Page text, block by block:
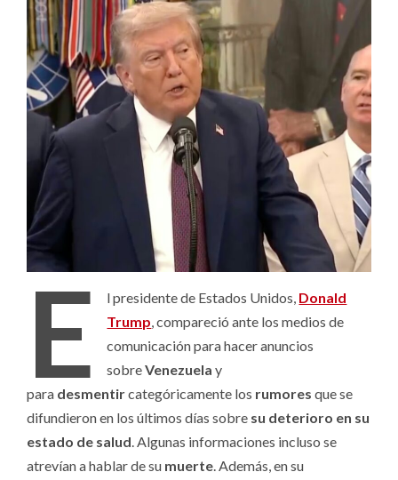
E l presidente de Estados Unidos, Donald
Trump, compareció ante los medios de
comunicación para hacer anuncios
sobreVenezuela y
para desmentircategóricamente los rumores que se
difundieron en los últimos días sobre su deterioro en su
estado de salud. Algunas informaciones incluso se
atrevían a hablar de su muerte. Además, en su